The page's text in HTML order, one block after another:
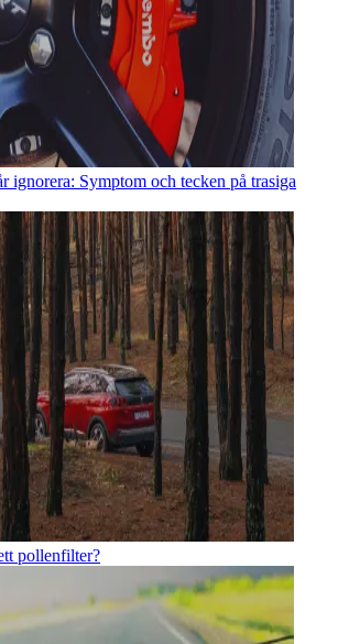
ignorera: Symptom och tecken på trasiga
pollenfilter?